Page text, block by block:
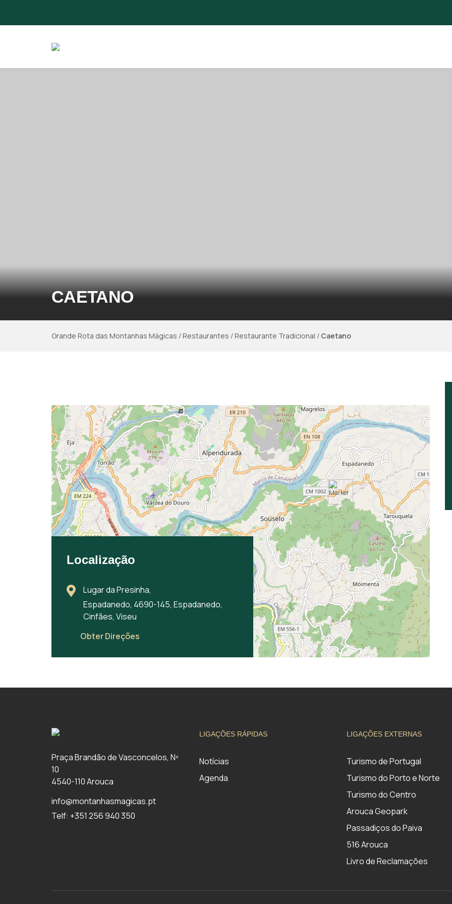
CAETANO
Grande Rota das Montanhas Mágicas /Restaurantes /Restaurante Tradicional / Caetano
Localização
Lugar da Presinha,
Espadanedo, 4690-145, Espadanedo,
Cinfães, Viseu
Obter Direções
Praça Brandão de Vasconcelos, Nº
10
4540-110 Arouca
info@montanhasmagicas.pt
Telf: +351 256 940 350
LIGAÇÕES RÁPIDAS
Notícias
Agenda
LIGAÇÕES EXTERNAS
Turismo de Portugal
Turismo do Porto e Norte
Turismo do Centro
Arouca Geopark
Passadiços do Paiva
516 Arouca
Livro de Reclamações